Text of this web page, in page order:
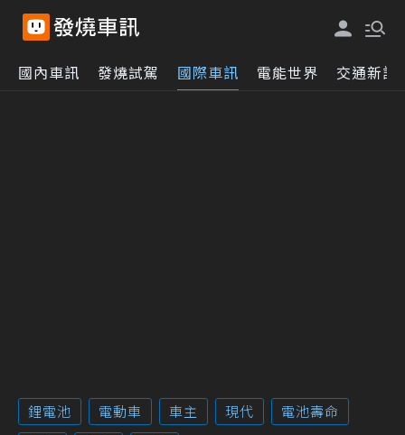
國內車訊 發燒試駕 國際車訊 電能世界 交通新訊
鋰電池 電動車 車主 現代
電池壽命